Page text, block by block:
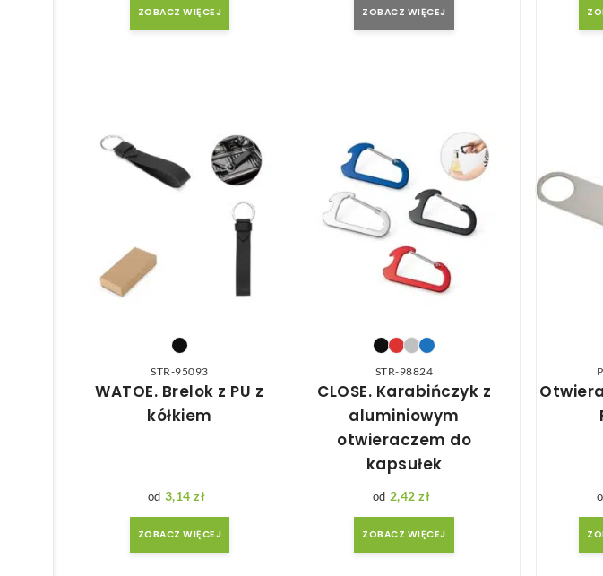
ZOBACZ WIĘCEJ ZOBACZ WIĘCEJ
STR-95093
WATOE. Brelok z PU z
kółkiem
3,14zł
ZOBACZ WIĘCEJ
STR-98824
CLOSE. Karabińczyk z
aluminiowym
otwieraczem do
kapsułek
2,42zł
ZOBACZ WIĘCEJ